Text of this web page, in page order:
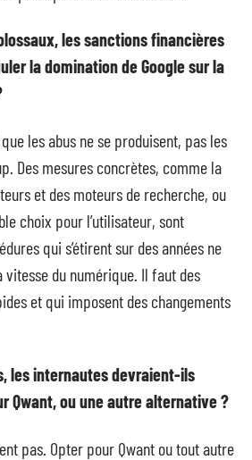
les sanctions financières
la domination de Google sur la
les abus ne se produisent, pas les
Des mesures concrètes, comme la
et des moteurs de recherche, ou
choix pour l’utilisateur, sont
qui s’étirent sur des années ne
vitesse du numérique. Il faut des
et qui imposent des changements
les internautes devraient-ils
Qwant, ou une autre alternative ?
pas. Opter pour Qwant ou tout autre